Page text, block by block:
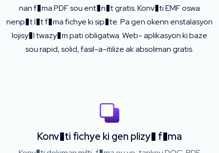
nan f�ma PDF sou ent�n�t gratis. Konv�ti EMF oswa
nenp�t l�t f�ma fichye ki sip�te. Pa gen okenn enstalasyon
lojisy�l twazy�m pati obligatwa. Web- aplikasyon ki baze
sou rapid, solid, fasil-a-itilize ak absoliman gratis.
Konv�ti fichye ki gen plizy� f�ma